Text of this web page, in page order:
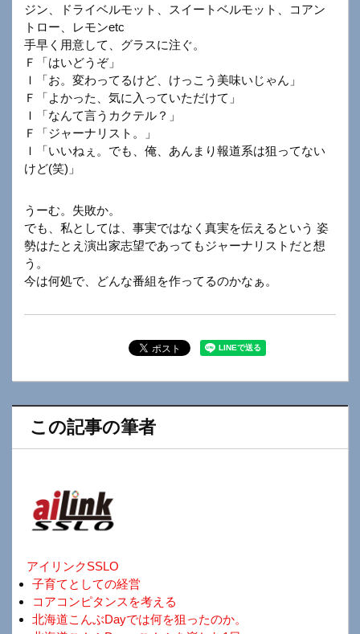
ジン、ドライベルモット、スイートベルモット、コアン
トロー、レモンetc
手早く用意して、グラスに注ぐ。
Ｆ「はいどうぞ」
Ｉ「お。変わってるけど、けっこう美味いじゃん」
Ｆ「よかった、気に入っていただけて」
Ｉ「なんて言うカクテル？」
Ｆ「ジャーナリスト。」
Ｉ「いいねぇ。でも、俺、あんまり報道系は狙ってない
けど(笑)」
うーむ。失敗か。
でも、私としては、事実ではなく真実を伝えるという 姿
勢はたとえ演出家志望であってもジャーナリストだと想
う。
今は何処で、どんな番組を作ってるのかなぁ。
この記事の筆者
アイリンクSSLO
子育てとしての経営
コアコンピタンスを考える
北海道こんぶDayでは何を狙ったのか。